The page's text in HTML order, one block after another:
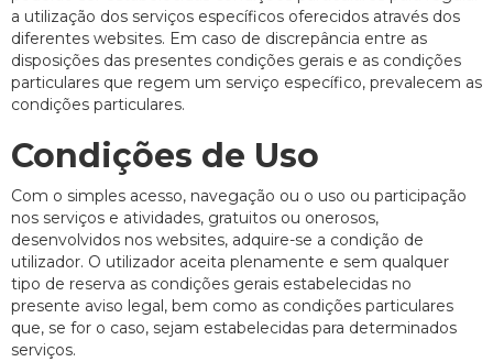
a utilização dos serviços específicos oferecidos através dos
diferentes websites. Em caso de discrepância entre as
disposições das presentes condições gerais e as condições
particulares que regem um serviço específico, prevalecem as
condições particulares.
Condições de Uso
Com o simples acesso, navegação ou o uso ou participação
nos serviços e atividades, gratuitos ou onerosos,
desenvolvidos nos websites, adquire-se a condição de
utilizador. O utilizador aceita plenamente e sem qualquer
tipo de reserva as condições gerais estabelecidas no
presente aviso legal, bem como as condições particulares
que, se for o caso, sejam estabelecidas para determinados
serviços.